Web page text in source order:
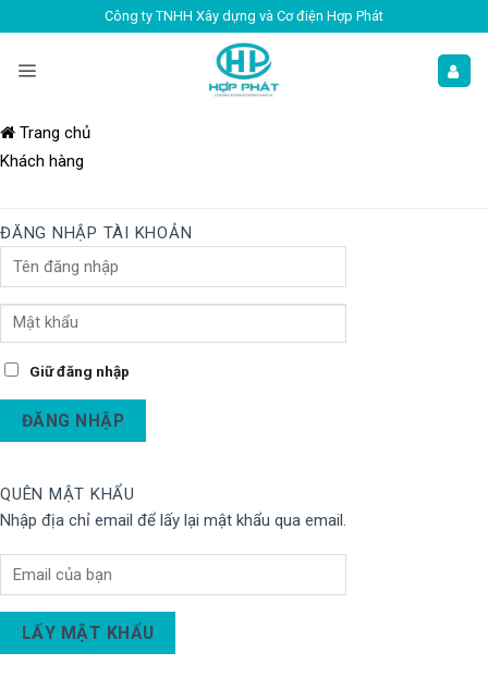
Công ty TNHH Xây dựng và Cơ điện Hợp Phát
Trang chủ
Khách hàng
ĐĂNG NHẬP TÀI KHOẢN
Giữ đăng nhập
ĐĂNG NHẬP
QUÊN MẬT KHẨU
Nhập địa chỉ email để lấy lại mật khẩu qua email.
LẤY MẬT KHẨU